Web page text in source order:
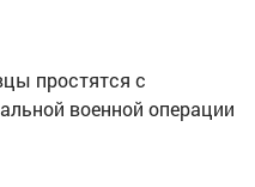
простятся с
военной операции